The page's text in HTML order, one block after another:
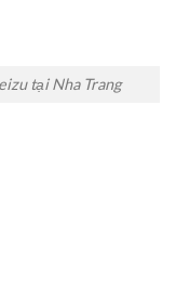
tại Nha Trang